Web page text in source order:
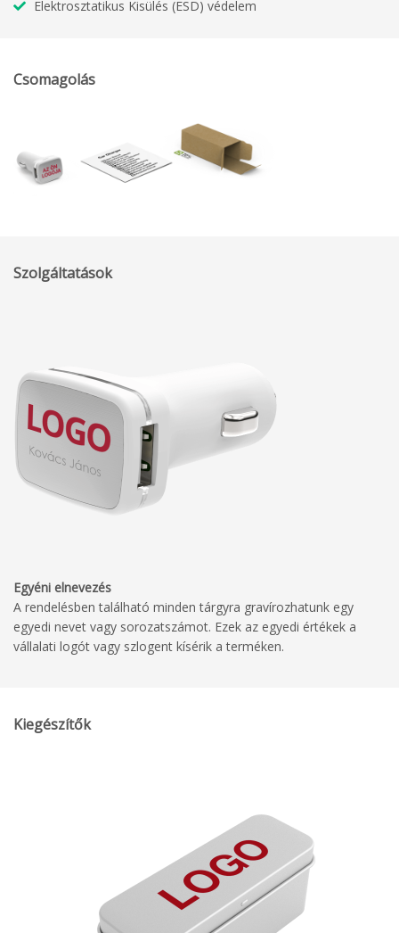
Elektrosztatikus Kisülés (ESD) védelem
Csomagolás
Szolgáltatások
Egyéni elnevezés
A rendelésben található minden tárgyra gravírozhatunk egy
egyedi nevet vagy sorozatszámot. Ezek az egyedi értékek a
vállalati logót vagy szlogent kísérik a terméken.
Kiegészítők